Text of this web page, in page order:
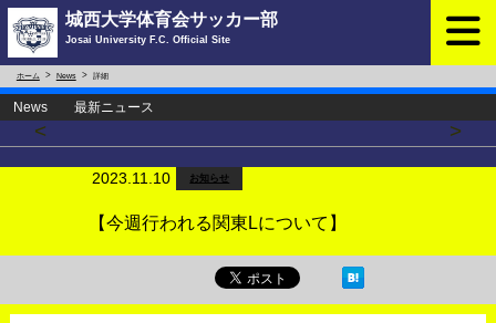
城西大学体育会サッカー部
Josai University F.C. Official Site
ホーム News 詳細
News 最新ニュース
< >
2023.11.10 お知らせ
【今週行われる関東Lについて】